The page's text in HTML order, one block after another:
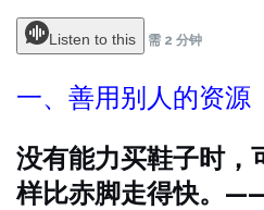
Listen to this 需 2 分钟
一、善用别人的资源
没有能力买鞋子时，
样比赤脚走得快。